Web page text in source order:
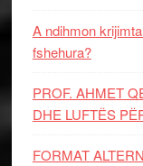
A ndihmon
fshehura?
PROF. AHMET
DHE LUFTЁS
FORMAT